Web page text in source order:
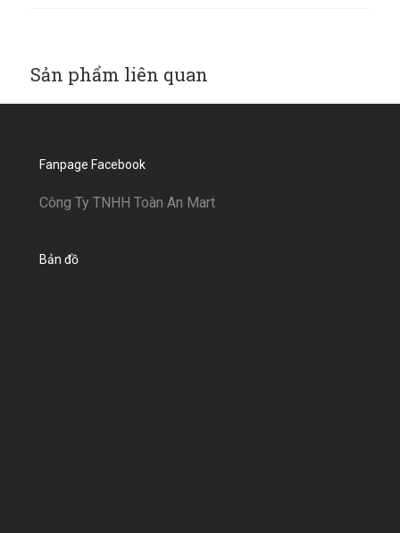
Sản phẩm liên quan
Fanpage Facebook
Công Ty TNHH Toàn An Mart
Bản đồ